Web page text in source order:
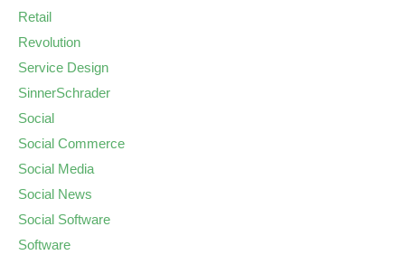
Retail
Revolution
Service Design
SinnerSchrader
Social
Social Commerce
Social Media
Social News
Social Software
Software